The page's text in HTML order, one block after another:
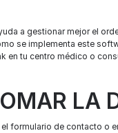
a gestionar mejor el
se implementa este
en tu centro médico o
LA
formulario de contacto o